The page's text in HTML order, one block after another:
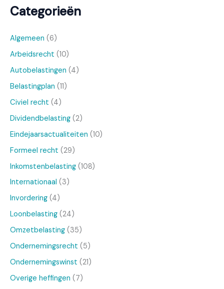
Categorieën
Algemeen (6)
Arbeidsrecht (10)
Autobelastingen (4)
Belastingplan (11)
Civiel recht (4)
Dividendbelasting (2)
Eindejaarsactualiteiten (10)
Formeel recht (29)
Inkomstenbelasting (108)
Internationaal (3)
Invordering (4)
Loonbelasting (24)
Omzetbelasting (35)
Ondernemingsrecht (5)
Ondernemingswinst (21)
Overige heffingen (7)